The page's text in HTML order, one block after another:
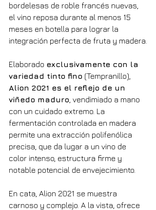
bordelesas de roble francés nuevas,
el vino reposa durante al menos 15
meses en botella para lograr la
integración perfecta de fruta y madera.
Elaborado exclusivamente con la
variedad tinto fino (Tempranillo),
Alion 2021 es el reflejo de un
viñedo maduro , vendimiado a mano
con un cuidado extremo. La
fermentación controlada en madera
permite una extracción polifenólica
precisa, que da lugar a un vino de
color intenso, estructura firme y
notable potencial de envejecimiento.
En cata, Alion 2021 se muestra
carnoso y complejo. A la vista, ofrece